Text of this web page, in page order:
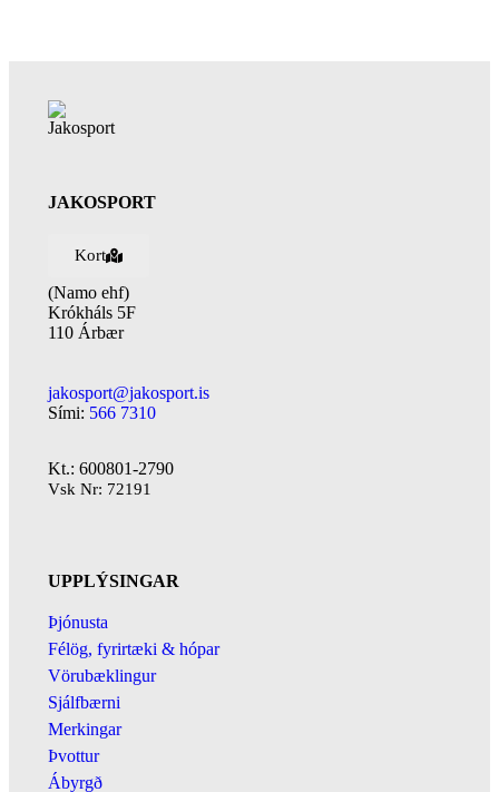
JAKOSPORT
Kort
(Namo ehf)
Krókháls 5F
110 Árbær
jakosport@jakosport.is
Sími: 566 7310
Kt.: 600801-2790
Vsk Nr: 72191
UPPLÝSINGAR
Þjónusta
Félög, fyrirtæki & hópar
Vörubæklingur
Sjálfbærni
Merkingar
Þvottur
Ábyrgð